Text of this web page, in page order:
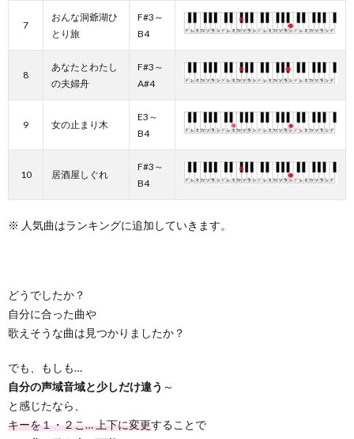
7
おんな洞爺湖ひ
とり旅
F#3～
B4
8
あなたとわたし
の夫婦舟
F#3～
A#4
9 女の止まり木
E3～
B4
10 居酒屋しぐれ
F#3～
B4
※ 人気曲はランキングに追加していきます。
どうでしたか？
自分に合った曲や
歌えそうな曲は見つかりましたか？
でも、もしも…
自分の声域音域と少しだけ違う ～
と感じたなら、
キーを１・２こ… 上下に変更することで